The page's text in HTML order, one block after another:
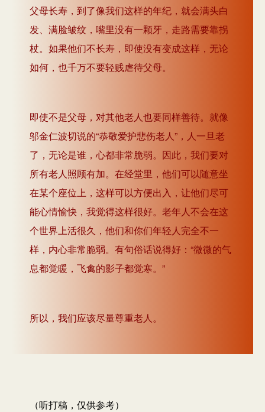
父母长寿，到了像我们这样的年纪，就会满头白
发、满脸皱纹，嘴里没有一颗牙，走路需要靠拐
杖。如果他们不长寿，即使没有变成这样，无论
如何，也千万不要轻贱虐待父母。
即使不是父母，对其他老人也要同样善待。就像
邬金仁波切说的“恭敬爱护悲伤老人”，人一旦老
了，无论是谁，心都非常脆弱。因此，我们要对
所有老人照顾有加。在经堂里，他们可以随意坐
在某个座位上，这样可以方便出入，让他们尽可
能心情愉快，我觉得这样很好。老年人不会在这
个世界上活很久，他们和你们年轻人完全不一
样，内心非常脆弱。有句俗话说得好：“微微的气
息都觉暖，飞禽的影子都觉寒。”
所以，我们应该尽量尊重老人。
（听打稿，仅供参考）